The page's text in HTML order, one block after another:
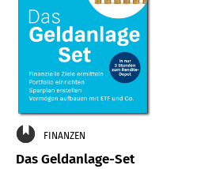
FINANZEN
Das Geldanlage-Set